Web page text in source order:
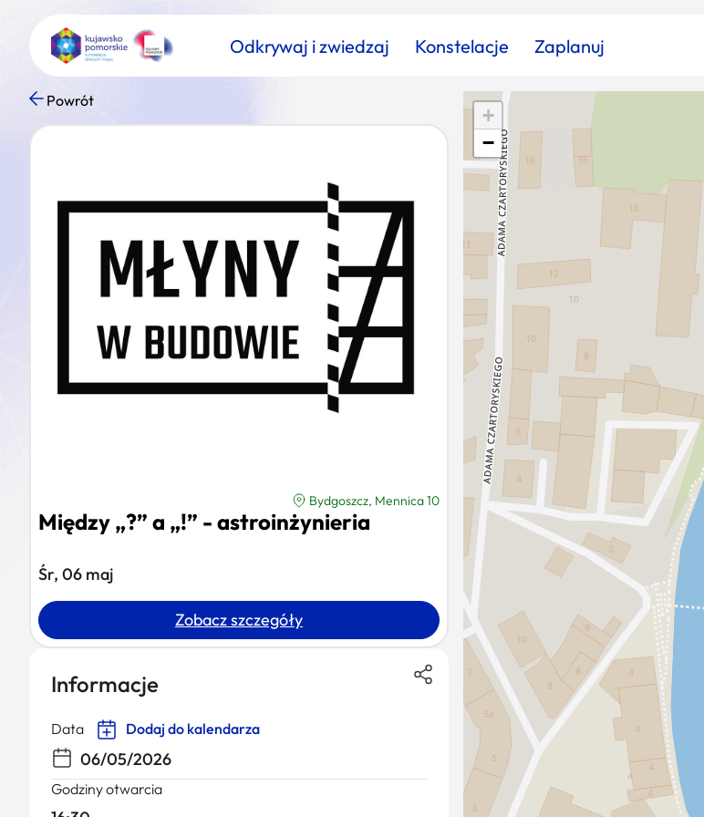
Odkrywaj i zwiedzaj Konstelacje Zaplanuj
Znajdź atrakcję Znajdź artykuł
Znajdź atrakcję
Nazwa atrakcji
+
−
Powrót
Bydgoszcz, Mennica 10
Między „?” a „!” - astroinżynieria
Śr, 06 maj
Zobacz szczegóły
Informacje
Data Dodaj do kalendarza
06/05/2026
Godziny otwarcia